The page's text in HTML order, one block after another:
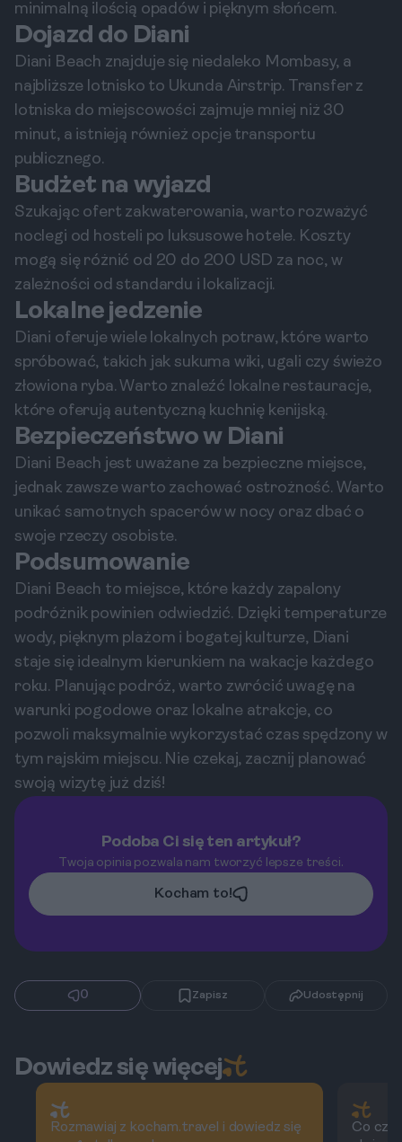
minimalną ilością opadów i pięknym słońcem.
Dojazd do Diani
Diani Beach znajduje się niedaleko Mombasy, a
najbliższe lotnisko to Ukunda Airstrip. Transfer z
lotniska do miejscowości zajmuje mniej niż 30
minut, a istnieją również opcje transportu
publicznego.
Budżet na wyjazd
Szukając ofert zakwaterowania, warto rozważyć
noclegi od hosteli po luksusowe hotele. Koszty
mogą się różnić od 20 do 200 USD za noc, w
zależności od standardu i lokalizacji.
Lokalne jedzenie
Diani oferuje wiele lokalnych potraw, które warto
spróbować, takich jak sukuma wiki, ugali czy świeżo
złowiona ryba. Warto znaleźć lokalne restauracje,
które oferują autentyczną kuchnię kenijską.
Bezpieczeństwo w Diani
Diani Beach jest uważane za bezpieczne miejsce,
jednak zawsze warto zachować ostrożność. Warto
unikać samotnych spacerów w nocy oraz dbać o
swoje rzeczy osobiste.
Podsumowanie
Diani Beach to miejsce, które każdy zapalony
podróżnik powinien odwiedzić. Dzięki temperaturze
wody, pięknym plażom i bogatej kulturze, Diani
staje się idealnym kierunkiem na wakacje każdego
roku. Planując podróż, warto zwrócić uwagę na
warunki pogodowe oraz lokalne atrakcje, co
pozwoli maksymalnie wykorzystać czas spędzony w
tym rajskim miejscu. Nie czekaj, zacznij planować
swoją wizytę już dziś!
Podoba Ci się ten artykuł?
Twoja opinia pozwala nam tworzyć lepsze treści.
Kocham to!
0 Zapisz Udostępnij
Dowiedz się więcej
Rozmawiaj z kocham.travel i dowiedz się
Co